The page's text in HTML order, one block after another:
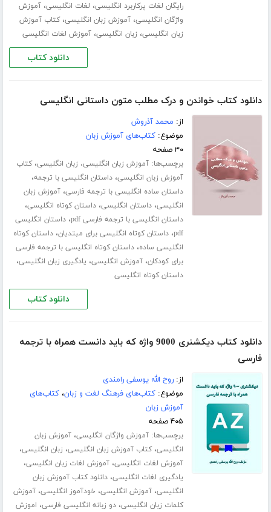
رایگان لغات پرکاربرد انگلیسی، لغات انگلیسی،آموزش
واژگان انگلیسی،آموزش زبان انگلیسی،کتاب آموزش
زبان انگلیسی، زبان انگلیسی،آموزش لغات انگلیسی
دانلود کتاب
دانلود کتاب خواندن و درک مطلب متون داستانی انگلیسی
از: محمد آذروش
موضوع:کتاب‌های آموزش زبان
۳۰ صفحه
برچسب‌ها:آموزش زبان انگلیسی، زبان انگلیسی،کتاب
آموزش زبان انگلیسی،داستان انگلیسی با ترجمه،
داستان ساده انگلیسی با ترجمه فارسی،آموزش زبان
انگلیسی،داستان انگلیسی،داستان کوتاه انگلیسی،
داستان انگلیسی با ترجمه فارسی pdf ،داستان انگلیسی
pdf،داستان کوتاه انگلیسی برای مبتدیان،داستان کوتاه
انگلیسی ساده،داستان کوتاه انگلیسی با ترجمه فارسی
برای کودکان،آموزش انگلیسی، یادگیری زبان انگلیسی،
داستان کوتاه انگلیسی
دانلود کتاب
دانلود کتاب دیکشنری 9000 واژه که باید دانست همراه با ترجمه
فارسی
از:روح الله یوسفی رامندی
موضوع:کتاب‌های فرهنگ لغت و زبان،کتاب‌های
آموزش زبان
۴۰۵ صفحه
برچسب‌ها:آموزش واژگان انگلیسی،آموزش زبان
انگلیسی،کتاب آموزش زبان انگلیسی، زبان انگلیسی،
آموزش لغات انگلیسی،آموزش لغات زبان انگلیسی،
یادگیری لغات انگلیسی،دانلود کتاب آموزش زبان
انگلیسی،آموزش انگلیسی، خودآموز انگلیسی،آموزش
کلمات زبان انگلیسی،دو زبانه انگلیسی فارسی، اموزش